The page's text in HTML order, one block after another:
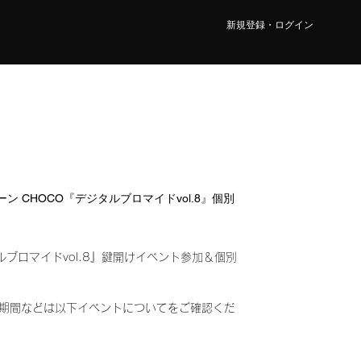
新規登録・ログイン
ン CHOCO『デジタルブロマイドvol.8』個別
ブロマイドvol.8』鍵開けイベント参加＆個別
間などは以下イベントについてをご確認くだ